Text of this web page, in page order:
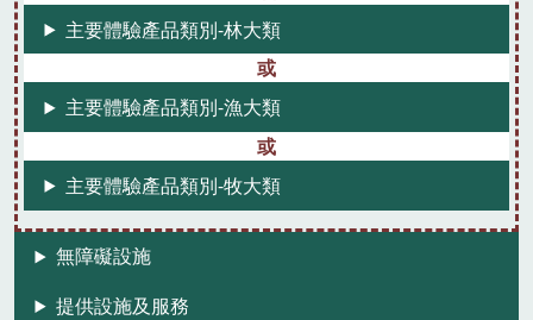
主要體驗產品類別-林大類
主要體驗產品類別-漁大類
主要體驗產品類別-牧大類
無障礙設施
提供設施及服務